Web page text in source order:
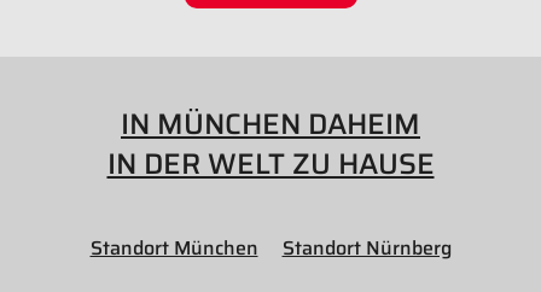
IN MÜNCHEN DAHEIM
IN DER WELT ZU HAUSE
Standort München Standort Nürnberg